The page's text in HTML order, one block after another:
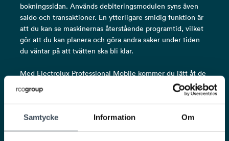
Samtycke Information Om
bokningssidan. Används debiteringsmodulen syns även
saldo och transaktioner. En ytterligare smidig funktion är
att du kan se maskinernas återstående programtid, vilket
gör att du kan planera och göra andra saker under tiden
du väntar på att tvätten ska bli klar.
Med Electrolux Professional Mobile kommer du lätt åt de
olika tjänsterna var du än befinner dig. Funktionerna är i
stort sett de samma som i webb-tjänsten, men med tillägg
av larm och realtidsbevakning. Du ställer själv in larmet
när du vill bli påmind om att tvätten är klar, och när det är
dags kommer en avisering i mobilen. Bokningsdelen i